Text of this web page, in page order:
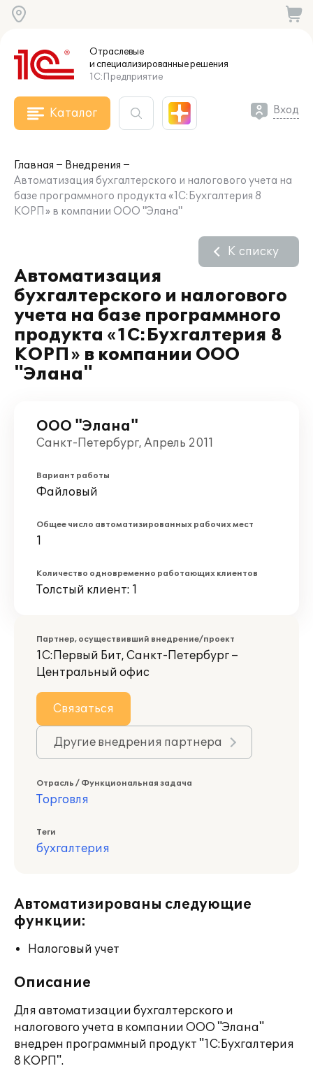
Отраслевые
и специализированныерешения
1С:Предприятие
Каталог Вход
Главная
Внедрения
Автоматизация бухгалтерского и налогового учета на
базе программного продукта «1C:Бухгалтерия 8
КОРП» в компании ООО "Элана"
Автоматизация
бухгалтерского и налогового
учета на базе программного
продукта «1C:Бухгалтерия 8
КОРП» в компании ООО
"Элана"
К списку
ООО "Элана"
Санкт-Петербург, Апрель 2011
Вариант работы
Файловый
Общее число автоматизированных рабочих мест
1
Количество одновременно работающих клиентов
Толстый клиент: 1
Партнер, осуществивший внедрение/проект
1С:Первый Бит, Санкт-Петербург –
Центральный офис
Связаться
Другие внедрения партнера
Отрасль / Функциональная задача
Торговля
Теги
бухгалтерия
Автоматизированы следующие
функции:
Налоговый учет
Описание
Для автоматизации бухгалтерского и
налогового учета в компании ООО "Элана"
внедрен программный продукт "1С:Бухгалтерия
8 КОРП".